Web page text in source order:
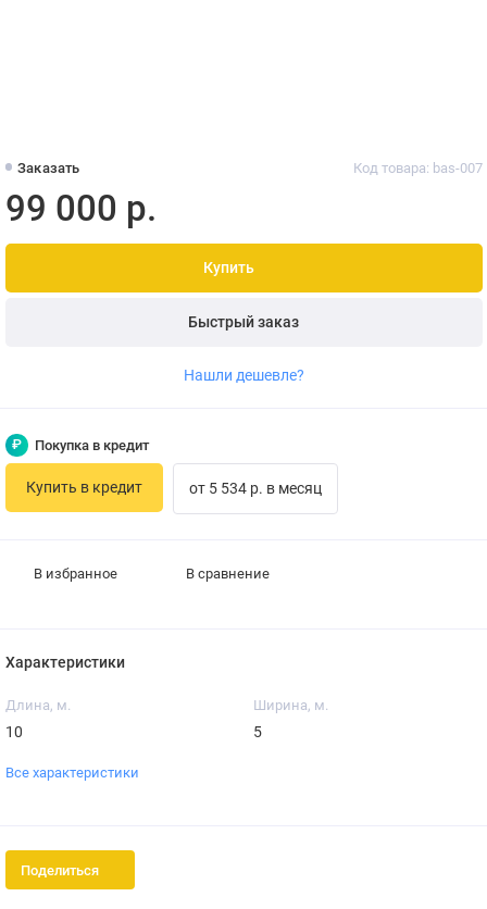
Заказать Код товара: bas-007
99 000 р.
Купить
Быстрый заказ
Нашли дешевле?
В избранное В сравнение
₽ Покупка в кредит
Купить в кредит от 5 534 р. в месяц
Характеристики
Длина, м.
10
Ширина, м.
5
Все характеристики
Поделиться